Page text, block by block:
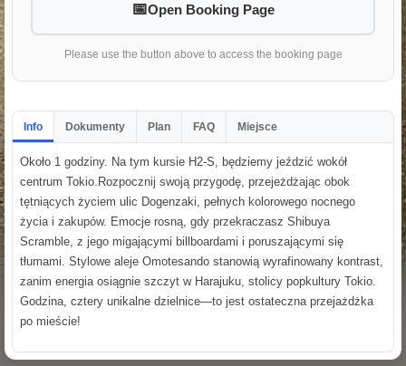
Open Booking Page
Please use the button above to access the booking page
Info Dokumenty Plan FAQ Miejsce
Około 1 godziny. Na tym kursie H2-S, będziemy jeździć wokół
centrum Tokio.Rozpocznij swoją przygodę, przejeżdżając obok
tętniących życiem ulic Dogenzaki, pełnych kolorowego nocnego
życia i zakupów. Emocje rosną, gdy przekraczasz Shibuya
Scramble, z jego migającymi billboardami i poruszającymi się
tłumami. Stylowe aleje Omotesando stanowią wyrafinowany kontrast,
zanim energia osiągnie szczyt w Harajuku, stolicy popkultury Tokio.
Godzina, cztery unikalne dzielnice—to jest ostateczna przejażdżka
po mieście!